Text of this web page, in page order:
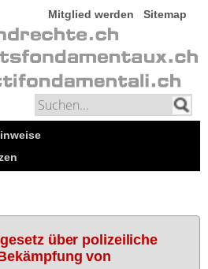
Mitglied werden Sitemap
über polizeiliche
von